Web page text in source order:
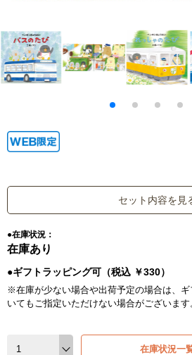
セット内容を見
●在庫状況：
在庫あり
●ギフトラッピング可（税込 ￥330）
※在庫が少ない場合や出荷予定の場合は、
いてもご指定いただけない場合がございます
在庫状況一